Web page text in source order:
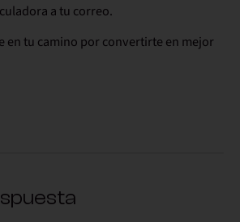
a tu correo.
en tu camino por convertirte en mejor